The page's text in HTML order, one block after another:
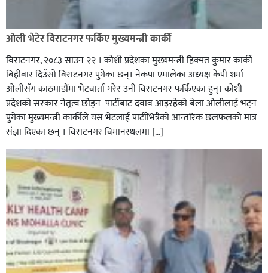
ओली भेटेर विराटनगर फर्किए मुख्यमन्त्री कार्की
विराटनगर, २०८३ साउन २२ । कोशी प्रदेशका मुख्यमन्त्री हिक्मत कुमार कार्की
बिहीबार दिउँसो विराटनगर पुगेका छन्। नेकपा एमालेका अध्यक्ष केपी शर्मा
ओलीसँग काठमाडौंमा भेटवार्ता गरेर उनी विराटनगर फर्किएका हुन्। काेशी
प्रदेशकाे सरकार नेतृत्व छाेड्न पार्टीबाट दवाव आइरहेकाे बेला ओलीलाई भट्न
पुगेका मुख्यमन्त्री कार्कीले यस भेटलाई पार्टीभित्रैको आन्तरिक छलफलकाे मात्र
संज्ञा दिएका छन् । विराटनगर विमानस्थलमा […]